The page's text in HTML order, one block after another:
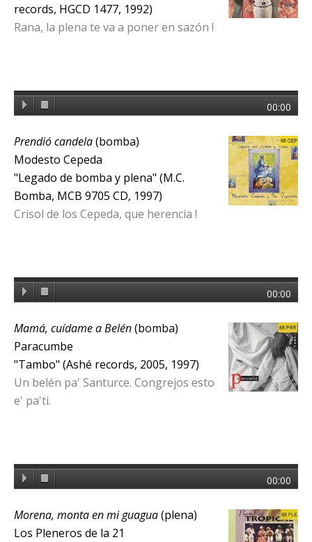
records, HGCD 1477, 1992)
Rana, la plena te va a poner en sazón !
00:00
Prendió candela(bomba)
Modesto Cepeda
"Legado de bomba y plena" (M.C.
Bomba, MCB 9705 CD, 1997)
Crisol de los Cepeda, que herencia !
00:00
Mamá, cuídame a Belén(bomba)
Paracumbe
"Tambo" (Ashé records, 2005, 1997)
Un belén pa' Santurce. Congrejos esto
e' pa'ti.
00:00
Morena, monta en mi guagua(plena)
Los Pleneros de la 21